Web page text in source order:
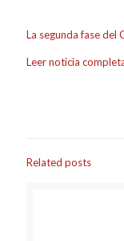
La segunda fase del
Leer noticia
Related posts